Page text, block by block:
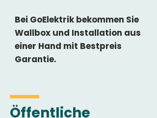
Bei GoElektrik bekommen Sie
Wallbox und Installation aus
einer Hand mit Bestpreis
Garantie.
Öffentliche